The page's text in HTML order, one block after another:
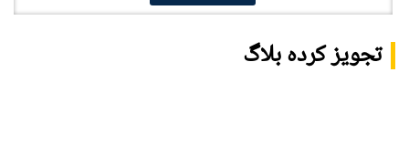
تجویز کردہ بلاگ